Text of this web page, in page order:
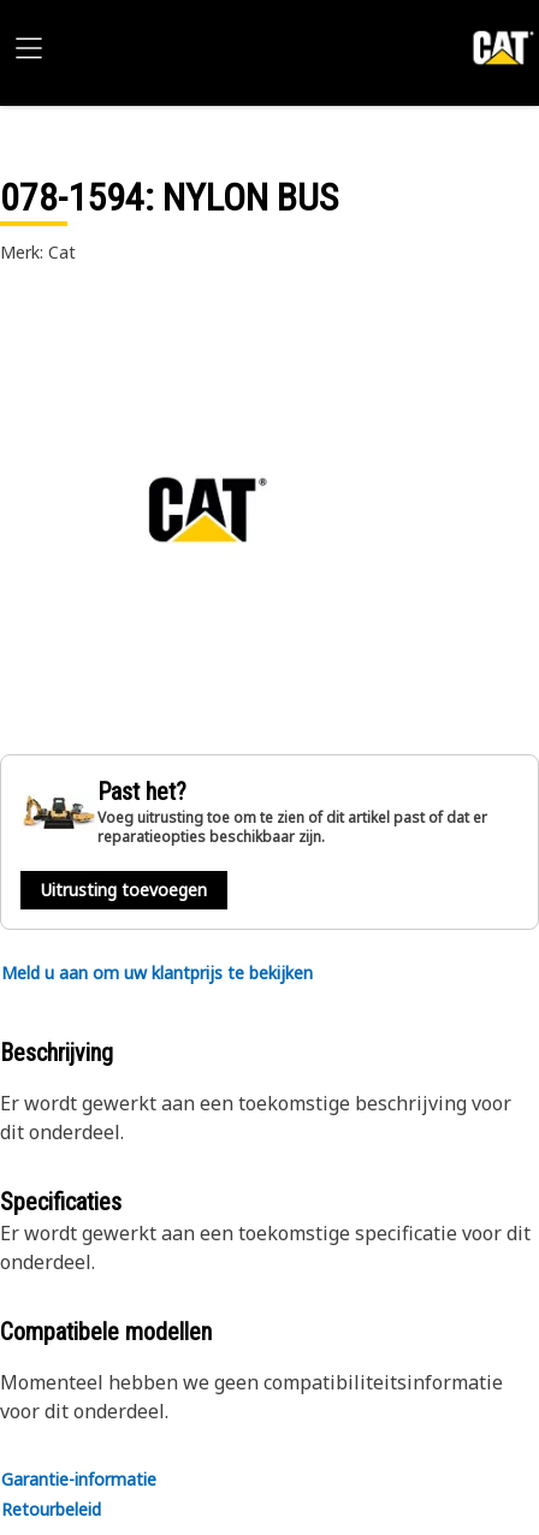
078-1594: NYLON BUS
Merk: Cat
Past het?
Voeg uitrusting toe om te zien of dit artikel past of dat er
reparatieopties beschikbaar zijn.
Uitrusting toevoegen
Meld u aan om uw klantprijs te bekijken
Beschrijving
Er wordt gewerkt aan een toekomstige beschrijving voor
dit onderdeel.
Specificaties
Er wordt gewerkt aan een toekomstige specificatie voor dit
onderdeel.
Compatibele modellen
Momenteel hebben we geen compatibiliteitsinformatie
voor dit onderdeel.
Garantie-informatie
Retourbeleid